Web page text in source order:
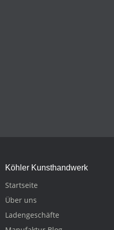
Köhler Kunsthandwerk
Startseite
Über uns
Ladengeschäfte